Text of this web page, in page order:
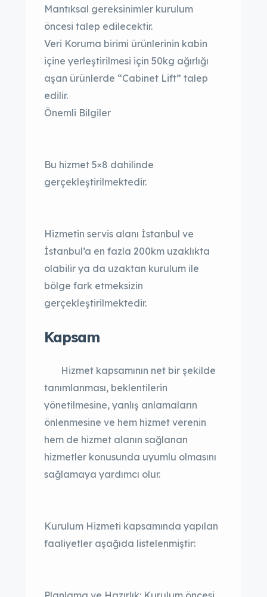
Mantıksal gereksinimler kurulum
öncesi talep edilecektir.
Veri Koruma birimi ürünlerinin kabin
içine yerleştirilmesi için 50kg ağırlığı
aşan ürünlerde “Cabinet Lift” talep
edilir.
Önemli Bilgiler
Bu hizmet 5×8 dahilinde
gerçekleştirilmektedir.
Hizmetin servis alanı İstanbul ve
İstanbul’a en fazla 200km uzaklıkta
olabilir ya da uzaktan kurulum ile
bölge fark etmeksizin
gerçekleştirilmektedir.
Kapsam
Hizmet kapsamının net bir şekilde
tanımlanması, beklentilerin
yönetilmesine, yanlış anlamaların
önlenmesine ve hem hizmet verenin
hem de hizmet alanın sağlanan
hizmetler konusunda uyumlu olmasını
sağlamaya yardımcı olur.
Kurulum Hizmeti kapsamında yapılan
faaliyetler aşağıda listelenmiştir: